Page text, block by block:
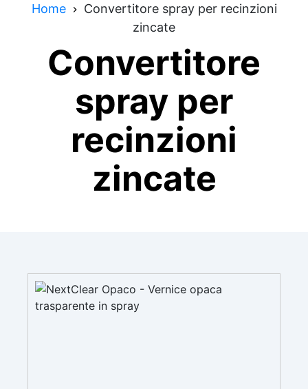
Home
Convertitore spray per recinzioni
zincate
Convertitore
spray per
recinzioni
zincate